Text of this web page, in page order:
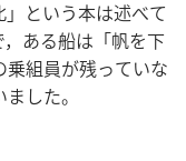
という本は述べて
ある船は「帆を下
組員が残っていな
した。